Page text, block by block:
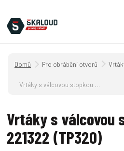
Úvodní strana
Pro obrábění otvorů
Vrtáky s válcovou stopkou ZVSE 221322 (TP320)
Vrtáky s válcovou
221322 (TP320)